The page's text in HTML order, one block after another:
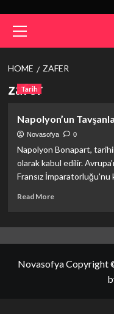
Menu
HOME ZAFER
zafer
Tarih
Napolyon’un
Novasofya 0
Napolyon Bonapart,
olarak kabul edilir.
Fransız İmparatorluğu'nu
Read MoreRead
Napolyon’un
Olması
Novasofya Copyright